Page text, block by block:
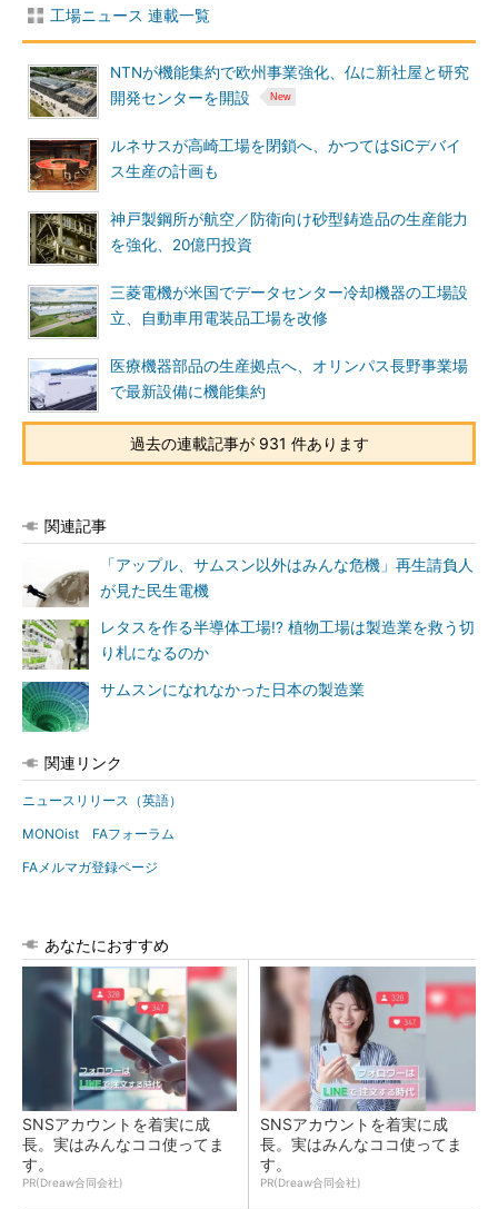
工場ニュース 連載一覧
NTNが機能集約で欧州事業強化、仏に新社屋と研究
開発センターを開設
ルネサスが高崎工場を閉鎖へ、かつてはSiCデバイ
ス生産の計画も
神戸製鋼所が航空／防衛向け砂型鋳造品の生産能力
を強化、20億円投資
三菱電機が米国でデータセンター冷却機器の工場設
立、自動車用電装品工場を改修
医療機器部品の生産拠点へ、オリンパス長野事業場
で最新設備に機能集約
過去の連載記事が 931 件あります
関連記事
「アップル、サムスン以外はみんな危機」再生請負人
が見た民生電機
レタスを作る半導体工場!? 植物工場は製造業を救う切
り札になるのか
サムスンになれなかった日本の製造業
関連リンク
ニュースリリース（英語）
MONOist FAフォーラム
FAメルマガ登録ページ
あなたにおすすめ
SNSアカウントを着実に成
長。実はみんなココ使ってま
す。
PR(Dreaw合同会社)
SNSアカウントを着実に成
長。実はみんなココ使ってま
す。
PR(Dreaw合同会社)